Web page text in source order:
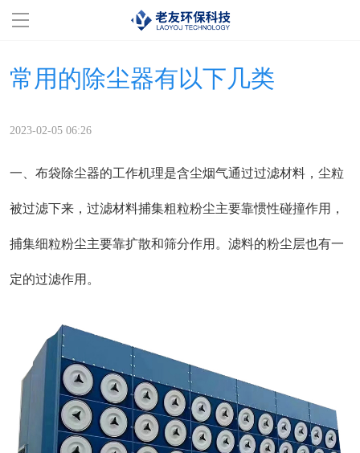
设备展示
联系我们
常用的除尘器有以下几类
2023-02-05 06:26
一、布袋除尘器的工作机理是含尘烟气通过过滤材料，尘粒
被过滤下来，过滤材料捕集粗粒粉尘主要靠惯性碰撞作用，
捕集细粒粉尘主要靠扩散和筛分作用。滤料的粉尘层也有一
定的过滤作用。